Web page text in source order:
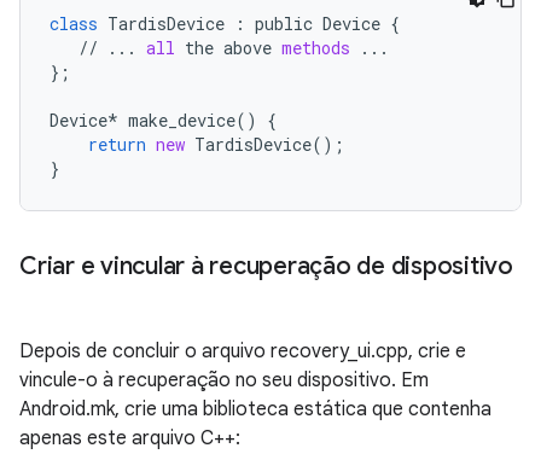
class TardisDevice : public Device {
   // ...
all the above methods ...
};
Device* make_device() {
return new TardisDevice();
}
Criar e vincular à recuperação de dispositivo
Depois de concluir o arquivo recovery_ui.cpp, crie e
vincule-o à recuperação no seu dispositivo. Em
Android.mk, crie uma biblioteca estática que contenha
apenas este arquivo C++: